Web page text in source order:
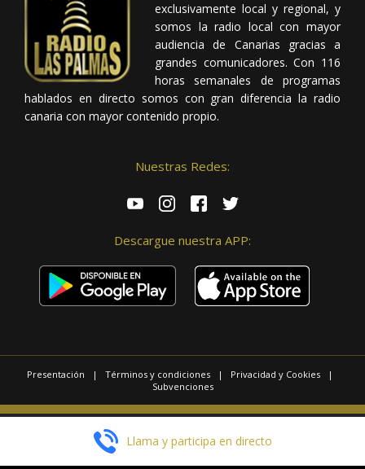
exclusivamente local y regional, y
somos la radio local con mayor
audiencia de Canarias gracias a
grandes comunicadores. Con 116
horas semanales de programas
hablados en directo somos con gran diferencia la radio
canaria con mayor contenido propio.
Nuestras Redes:
Descargue nuestra APP:
Presentación | Términos y condiciones | Privacidad y Cookies |
Subvenciones
Página realizada porWeb Las Palmas
Llama y participa en directo